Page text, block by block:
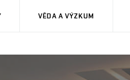
VĚDA A VÝZKUM